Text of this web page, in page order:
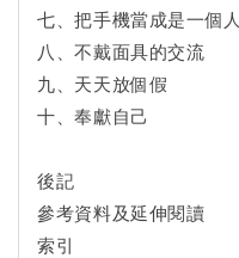
七、把手機當成是一個人
八、不戴面具的交流
九、天天放個假
十、奉獻自己
後記
參考資料及延伸閱讀
索引